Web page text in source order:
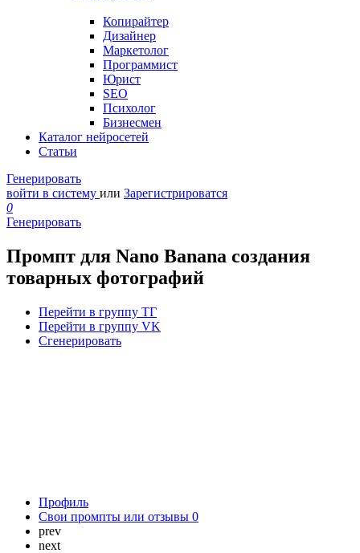
Копирайтер
Дизайнер
Маркетолог
Программист
Юрист
SEO
Психолог
Бизнесмен
Каталог нейросетей
Статьи
Генерировать
войти в систему или Зарегистрироватся
0
Генерировать
Промпт для Nano Banana создания
товарных фотографий
Перейти в группу ТГ
Перейти в группу VK
Сгенерировать
Профиль
Свои промпты или отзывы 0
prev
next